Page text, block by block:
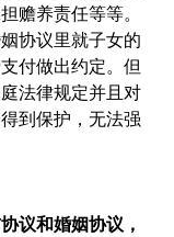
赡养责任等等。
协议里就子女的
付做出约定。但
法律规定并且对
到保护，无法强
议和婚姻协议，